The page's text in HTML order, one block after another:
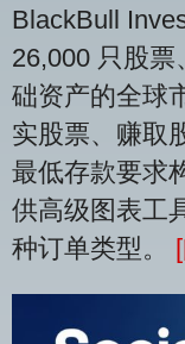
BlackBull
26,000 只股
础资产的全球
实股票、赚取
最低存款要求
供高级图表工
种订单类型。